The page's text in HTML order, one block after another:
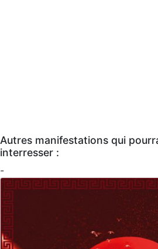
Autres manifestations qui
interresser :
-